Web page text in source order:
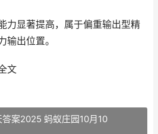
力显著提高，属于偏重输出型精
输出位置。
文
案2025 蚂蚁庄园10月10